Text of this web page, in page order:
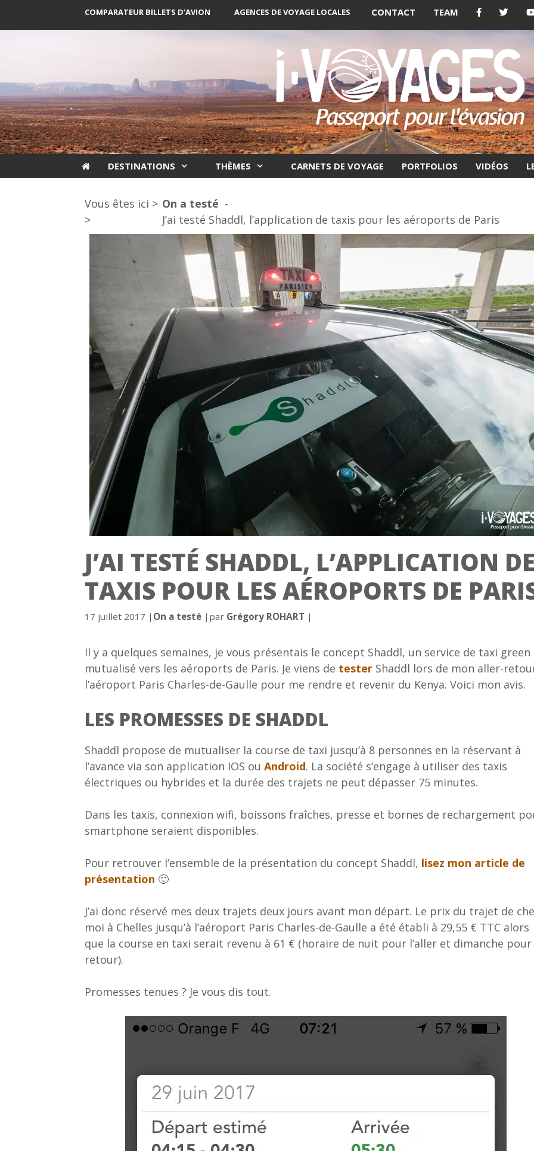
COMPARATEUR BILLETS D’AVION AGENCES DE VOYAGE LOCALES CONTACT TEAM
DESTINATIONS THÈMES CARNETS DE VOYAGE PORTFOLIOS VIDÉOS
Vous êtes ici >
>
On a testé
J’ai testé Shaddl, l’application de taxis pour les aéroports de Paris
J’AI TESTÉ SHADDL, L’APPLICATION DE
TAXIS POUR LES AÉROPORTS DE
17 juillet 2017 | Catégories
On a testé | par Grégory ROHART |
Il y a quelques semaines, je vous présentais le concept Shaddl, un service de taxi green
mutualisé vers les aéroports de Paris. Je viens de tester Shaddl lors de mon aller-
l’aéroport Paris Charles-de-Gaulle pour me rendre et revenir du Kenya. Voici mon avis.
LES PROMESSES DE SHADDL
Shaddl propose de mutualiser la course de taxi jusqu’à 8 personnes en la réservant à
l’avance via son application IOS ou Android. La société s’engage à utiliser des taxis
électriques ou hybrides et la durée des trajets ne peut dépasser 75 minutes.
Dans les taxis, connexion wifi, boissons fraîches, presse et bornes de rechargement
smartphone seraient disponibles.
Pour retrouver l’ensemble de la présentation du concept Shaddl, lisez mon article de
présentation 🙂
J’ai donc réservé mes deux trajets deux jours avant mon départ. Le prix du trajet de
moi à Chelles jusqu’à l’aéroport Paris Charles-de-Gaulle a été établi à 29,55 € TTC alors
que la course en taxi serait revenu à 61 € (horaire de nuit pour l’aller et dimanche pour
retour).
Promesses tenues ? Je vous dis tout.